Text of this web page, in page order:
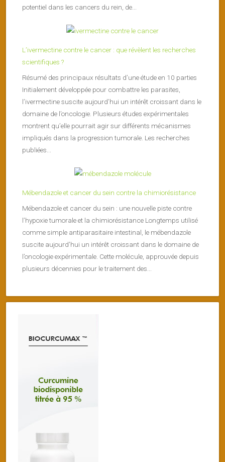
potentiel dans les cancers du rein, de...
L’ivermectine contre le cancer : que révèlent les recherches
scientifiques ?
Résumé des principaux résultats d’une étude en 10 parties
Initialement développée pour combattre les parasites,
l’ivermectine suscite aujourd’hui un intérêt croissant dans le
domaine de l’oncologie. Plusieurs études expérimentales
montrent qu’elle pourrait agir sur différents mécanismes
impliqués dans la progression tumorale. Les recherches
publiées...
Mébendazole et cancer du sein contre la chimiorésistance
Mébendazole et cancer du sein : une nouvelle piste contre
l’hypoxie tumorale et la chimiorésistance Longtemps utilisé
comme simple antiparasitaire intestinal, le mébendazole
suscite aujourd’hui un intérêt croissant dans le domaine de
l’oncologie expérimentale. Cette molécule, approuvée depuis
plusieurs décennies pour le traitement des...